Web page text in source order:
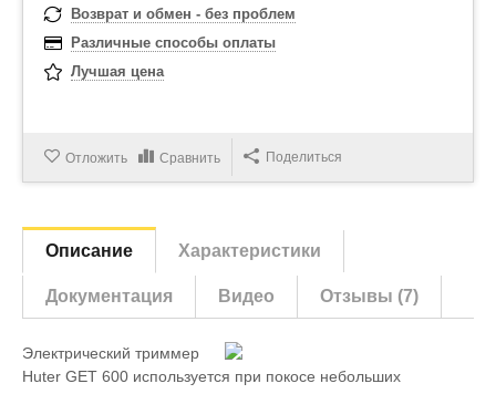
Возврат и обмен - без проблем
Различные способы оплаты
Лучшая цена
Отложить Сравнить Поделиться
Описание Характеристики
Документация Видео Отзывы (7)
Электрический триммер
Huter GET 600 используется при покосе небольших